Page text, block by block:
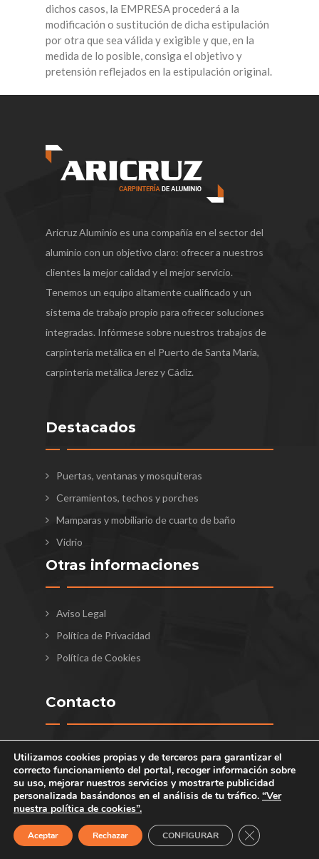
dichos casos, la EMPRESA procederá a la
modificación o sustitución de dicha estipulación
por otra que sea válida y exigible y que, en la
medida de lo posible, consiga el objetivo y
pretensión reflejados en la estipulación original.
Aricruz Aluminio es una compañía en el sector del
aluminio con un objetivo claro: ofrecer a nuestros
clientes la mejor calidad y el mejor servicio.
Tenemos un equipo altamente cualificado y un
sistema de trabajo propio para ofrecer soluciones
integradas. Infórmese sobre nuestros trabajos de
carpintería metálica en el Puerto de Santa María,
carpintería metálica Jerez y Cádiz.
Destacados
Puertas, ventanas y mosquiteras
Cerramientos, techos y porches
Mamparas y mobiliario de cuarto de baño
Vidrio
Otras informaciones
Aviso Legal
Política de Privacidad
Política de Cookies
Contacto
14-11 - 11500 El Puerto de Santa María
956 858 196 / 685 836 666
info@aricruzaluminio.com
Lunes - Jueves: 8:00 a 14:00 y 15:30 a
18:00
Utilizamos cookies propias y de terceros para garantizar el
correcto funcionamiento del portal, recoger información sobre
su uso, mejorar nuestros servicios y mostrarte publicidad
personalizada basándonos en el análisis de tu tráfico. “Ver
nuestra política de cookies”.
Aceptar Rechazar CONFIGURAR CERRAR EL